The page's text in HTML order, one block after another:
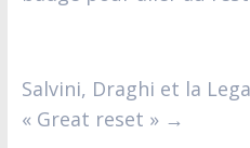
Salvini, Draghi et la
« Great reset » →